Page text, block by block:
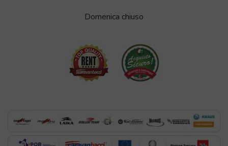
Domenica chiuso